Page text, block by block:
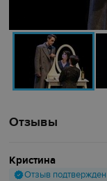
Отзывы
Кристина
Отзыв подтвержден